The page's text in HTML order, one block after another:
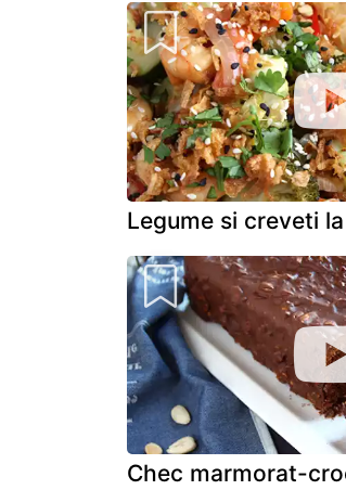
Legume si creveti
Chec marmorat-